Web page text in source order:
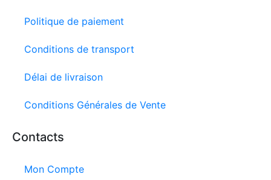
Politique de paiement
Conditions de transport
Délai de livraison
Conditions Générales de Vente
Contacts
Mon Compte